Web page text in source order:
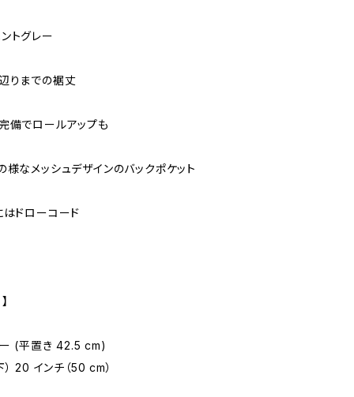
トグレー
りまでの裾丈
備でロールアップも
様なメッシュデザインのバックポケット
はドローコード
ー (平置き 42.5 cm)
） 20 インチ（50 cm）